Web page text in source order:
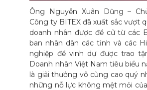
Ông Nguyễn Xuân Dũng –
Công ty BITEX đã xuất sắc vượt
doanh nhân được đề cử từ các
ban nhân dân các tỉnh và các
nghiệp để vinh dự được trao
Doanh nhân Việt Nam tiêu biểu
là giải thưởng vô cùng cao quý
những nỗ lực không mệt mỏi